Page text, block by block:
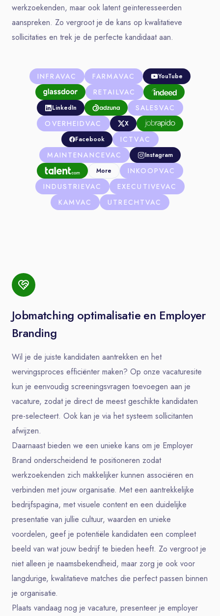
werkzoekenden, maar ook latent geïnteresseerden
aanspreken. Zo vergroot je de kans op kwalitatieve
sollicitaties en trek je de perfecte kandidaat aan.
INFRAVAC FARMAVAC YouTube
RETAILVAC
LinkedIn
SALESVAC
OVERHEIDVAC
X
Facebook
ICTVAC
MAINTENANCEVAC
Instagram
More
INKOOPVAC
INDUSTRIEVAC
EXECUTIVEVAC
KAMVAC
UTRECHTVAC
Jobmatching optimalisatie en Employer
Branding
Wil je de juiste kandidaten aantrekken en het
wervingsproces efficiënter maken? Op onze vacaturesite
kun je eenvoudig screeningsvragen toevoegen aan je
vacature, zodat je direct de meest geschikte kandidaten
pre-selecteert. Ook kan je via het systeem sollicitanten
afwijzen.
Daarnaast bieden we een unieke kans om je Employer
Brand onderscheidend te positioneren zodat
werkzoekenden zich makkelijker kunnen associëren en
verbinden met jouw organisatie. Met een aantrekkelijke
bedrijfspagina, met visuele content en een duidelijke
presentatie van jullie cultuur, waarden en unieke
voordelen, geef je potentiële kandidaten een compleet
beeld van wat jouw bedrijf te bieden heeft. Zo vergroot je
niet alleen je naamsbekendheid, maar zorg je ook voor
langdurige, kwalitatieve matches die perfect passen binnen
je organisatie.
Plaats vandaag nog je vacature, presenteer je employer